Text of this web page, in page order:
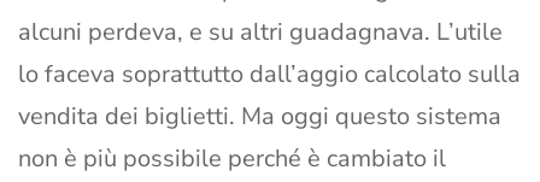
alcuni perdeva, e su altri guadagnava. L’utile
lo faceva soprattutto dall’aggio calcolato sulla
vendita dei biglietti. Ma oggi questo sistema
non è più possibile perché è cambiato il